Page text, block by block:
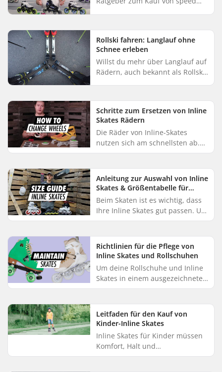
den Schuhen und den Rahmen
befassen. D...
Rollski fahren: Langlauf ohne
Schnee erleben
Willst du mehr über Langlauf auf
Rädern, auch bekannt als Rollski,
Techniken es gibt un...
Schritte zum Ersetzen von Inline
Skates Rädern
Die Räder von Inline-Skates
nutzen sich am schnellsten ab.
Wenn Sie sie austauschen,
Gefühl eines neuen Rollschuhs
wiederh...
Anleitung zur Auswahl von Inline
Skates & Größentabelle für
Schlittschuhe
Beim Skaten ist es wichtig, dass
Ihre Inline Skates gut passen. Um
Ihnen ein optimales Skate-
wir von SkatePro eine kurz...
Richtlinien für die Pflege von
Inline Skates und Rollschuhen
Um deine Rollschuhe und Inline
Skates in einem ausgezeichneten
Zustand zu halten, müssen
unterschiedlichen Abständen
durchgef...
Leitfaden für den Kauf von
Kinder-Inline Skates
Inline Skates für Kinder müssen
Komfort, Halt und
Benutzerfreundlichkeit bieten.